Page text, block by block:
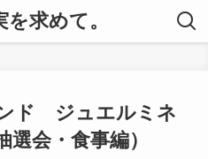
求めて。
ド ジュエルミネ
選会・食事編）